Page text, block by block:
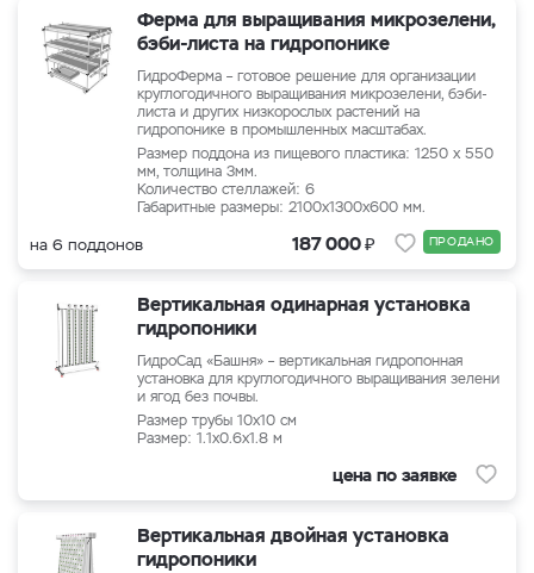
Ферма для выращивания микрозелени,
бэби-листа на гидропонике
ГидроФерма – готовое решение для организации
круглогодичного выращивания микрозелени, бэби-
листа и других низкорослых растений на
гидропонике в промышленных масштабах.
Размер поддона из пищевого пластика: 1250 х 550
мм, толщина 3мм.
Количество стеллажей: 6
Габаритные размеры: 2100x1300x600 мм.
на 6 поддонов 187 000₽ ПРОДАНО
Вертикальная одинарная установка
гидропоники
ГидроСад «Башня» – вертикальная гидропонная
установка для круглогодичного выращивания зелени
и ягод без почвы.
Размер трубы 10x10 см
Размер: 1.1x0.6x1.8 м
цена по заявке
Вертикальная двойная установка
гидропоники